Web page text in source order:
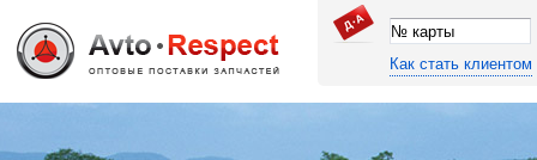
Джапан Авто
Как стать клиентом